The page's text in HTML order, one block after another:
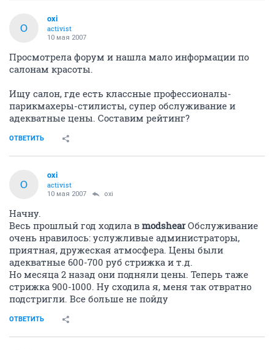
O
oxi
activist
10 мая 2007
Просмотрела форум и нашла мало информации по
салонам красоты.
Ищу салон, где есть классные профессионалы-
парикмахеры-стилисты, супер обслуживание и
адекватные цены. Составим рейтинг?
ОТВЕТИТЬ
O
oxi
activist
10 мая 2007 oxi
Начну.
Весь прошлый год ходила в modshearОбслуживание
очень нравилось: услужливые администраторы,
приятная, дружеская атмосфера. Цены были
адекватные 600-700 руб стрижка и т.д.
Но месяца 2 назад они подняли цены. Теперь таже
стрижка 900-1000. Ну сходила я, меня так отвратно
подстригли. Все больше не пойду
ОТВЕТИТЬ